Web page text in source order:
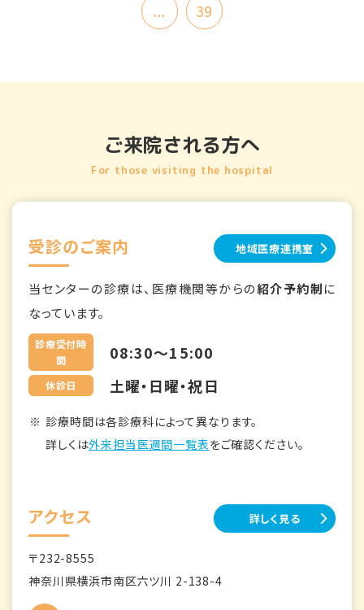
...
39
ご来院される方へ
For those visiting the hospital
受診のご案内 地域医療連携室
当センターの診療は、医療機関等からの紹介予約制に
なっています。
診療受付時
間
08:30～15:00
休診日 土曜・日曜・祝日
診療時間は各診療科によって異なります。
詳しくは外来担当医週間一覧表をご確認ください。
アクセス 詳しく見る
〒232-8555
神奈川県横浜市南区六ツ川 2-138-4